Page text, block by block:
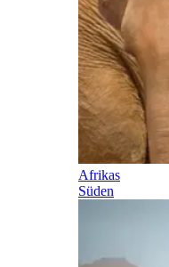
Afrikas
Süden